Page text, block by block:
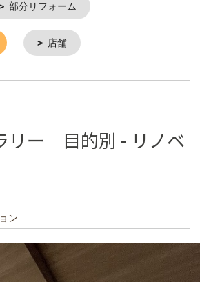
部分リフォーム
店舗
リー 目的別 - リノベ
ン